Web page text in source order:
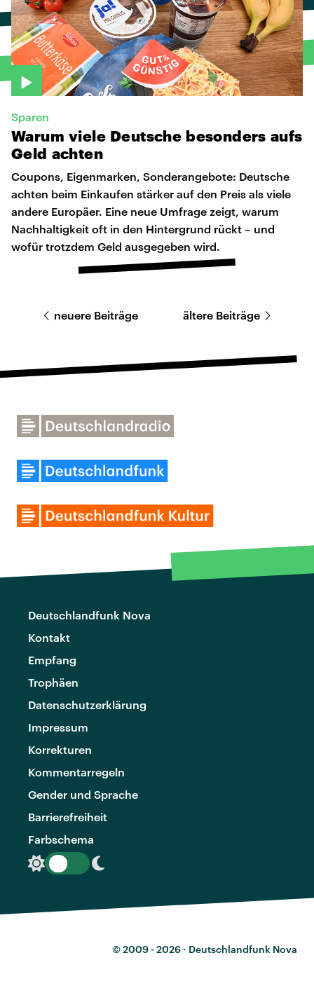
Sparen
Warum viele Deutsche besonders aufs
Geld achten
Coupons, Eigenmarken, Sonderangebote: Deutsche
achten beim Einkaufen stärker auf den Preis als viele
andere Europäer. Eine neue Umfrage zeigt, warum
Nachhaltigkeit oft in den Hintergrund rückt – und
wofür trotzdem Geld ausgegeben wird.
neuere Beiträge ältere Beiträge
Deutschlandfunk Nova
Kontakt
Empfang
Trophäen
Datenschutzerklärung
Impressum
Korrekturen
Kommentarregeln
Gender und Sprache
Barrierefreiheit
Farbschema
© 2009 - 2026 · Deutschlandfunk Nova